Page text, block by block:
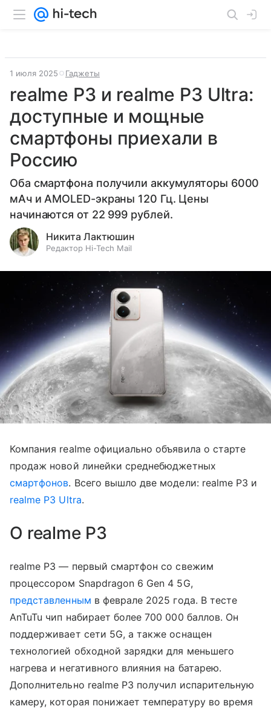
1 июля 2025 Гаджеты
realme P3 и realme P3 Ultra:
доступные и мощные
смартфоны приехали в
Россию
Оба смартфона получили аккумуляторы 6000
мАч и AMOLED-экраны 120 Гц. Цены
начинаются от 22 999 рублей.
Никита Лактюшин
Редактор Hi-Tech Mail
Компания realme официально объявила о старте
продаж новой линейки среднебюджетных
смартфонов. Всего вышло две модели: realme P3 и
realme P3 Ultra.
О realme P3
realme P3 — первый смартфон со свежим
процессором Snapdragon 6 Gen 4 5G,
представленным в феврале 2025 года. В тесте
AnTuTu чип набирает более 700 000 баллов. Он
поддерживает сети 5G, а также оснащен
технологией обходной зарядки для меньшего
нагрева и негативного влияния на батарею.
Дополнительно realme P3 получил испарительную
камеру, которая понижает температуру во время